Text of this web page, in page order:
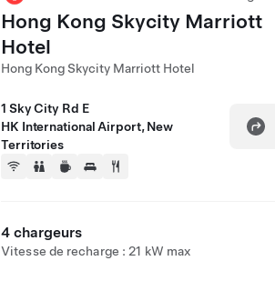
Hong Kong Skycity Marriott
Hotel
Hong Kong Skycity Marriott Hotel
1 Sky City Rd E
HK International Airport, New
Territories
4 chargeurs
Vitesse de recharge : 21 kW max